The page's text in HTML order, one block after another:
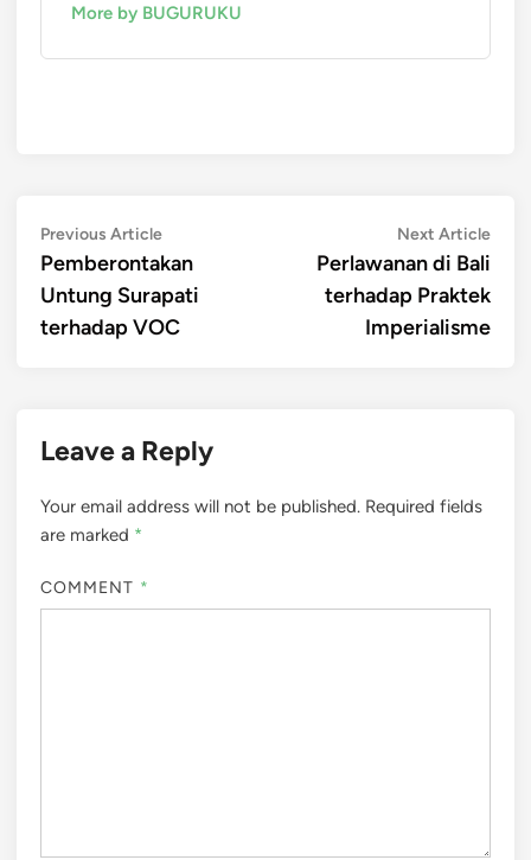
More by BUGURUKU
Post
navigation
Previous ArticlePrevious
article:
Pemberontakan
Untung Surapati
terhadap VOC
Next ArticleNext
Perlawanan di Bali
terhadap Praktek
Imperialisme
Leave a Reply
Your email address will not be published. Required fields
are marked *
COMMENT *